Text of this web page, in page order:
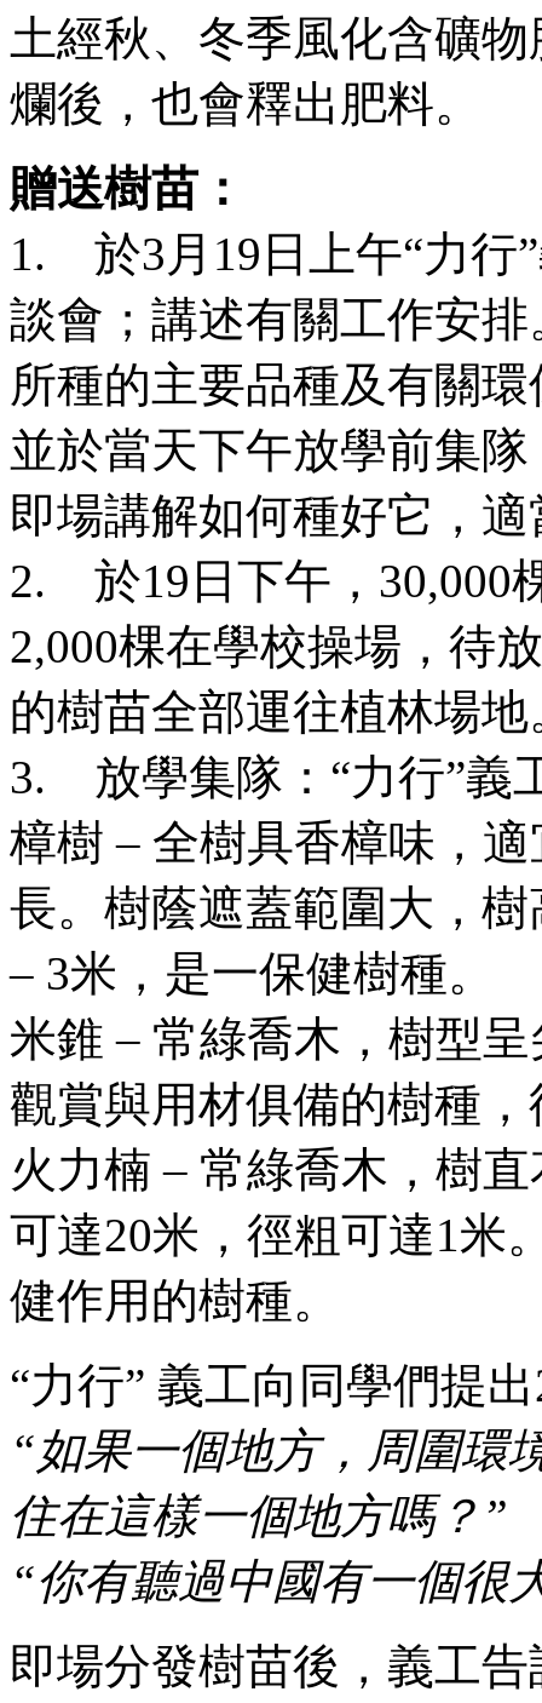
土經秋、冬季風化含礦
爛後，也會釋出肥料。
贈送樹苗：
1. 於3月19日上午“力行
談會；講述有關工作安
所種的主要品種及有關
並於當天下午放學前集
即場講解如何種好它，
2. 於19日下午，30,000
2,000棵在學校操場，待
的樹苗全部運往植林場地
3. 放學集隊：“力行”義
樟樹 – 全樹具香樟味，
長。樹蔭遮蓋範圍大，
– 3米，是一保健樹種。
米錐 – 常綠喬木，樹型
觀賞與用材俱備的樹種
火力楠 – 常綠喬木，樹
可達20米，徑粗可達1米
健作用的樹種。
“力行” 義工向同學們提
“如果一個地方，周圍環
住在這樣一個地方嗎？”
“你有聽過中國有一個很
即場分發樹苗後，義工